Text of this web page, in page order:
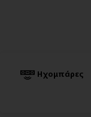
Ηχομπάρες